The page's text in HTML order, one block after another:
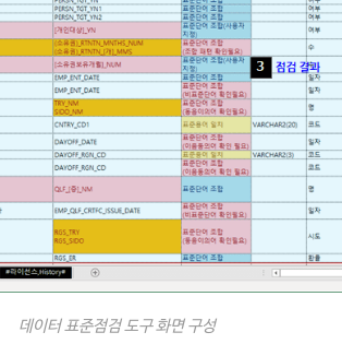
데이터 표준점검 도구 화면 구성